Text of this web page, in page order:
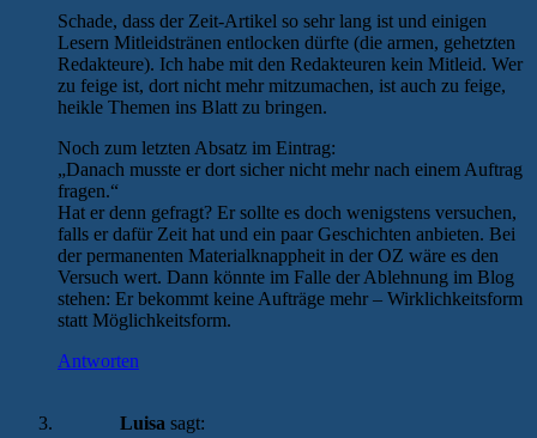
Schade, dass der Zeit-Artikel so sehr lang ist und einigen
Lesern Mitleidstränen entlocken dürfte (die armen, gehetzten
Redakteure). Ich habe mit den Redakteuren kein Mitleid. Wer
zu feige ist, dort nicht mehr mitzumachen, ist auch zu feige,
heikle Themen ins Blatt zu bringen.
Noch zum letzten Absatz im Eintrag:
„Danach musste er dort sicher nicht mehr nach einem Auftrag
fragen.“
Hat er denn gefragt? Er sollte es doch wenigstens versuchen,
falls er dafür Zeit hat und ein paar Geschichten anbieten. Bei
der permanenten Materialknappheit in der OZ wäre es den
Versuch wert. Dann könnte im Falle der Ablehnung im Blog
stehen: Er bekommt keine Aufträge mehr – Wirklichkeitsform
statt Möglichkeitsform.
Antworten
Luisa sagt: